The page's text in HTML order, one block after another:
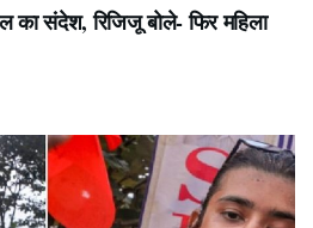
का संदेश, रिजिजू बोले- फिर महिला